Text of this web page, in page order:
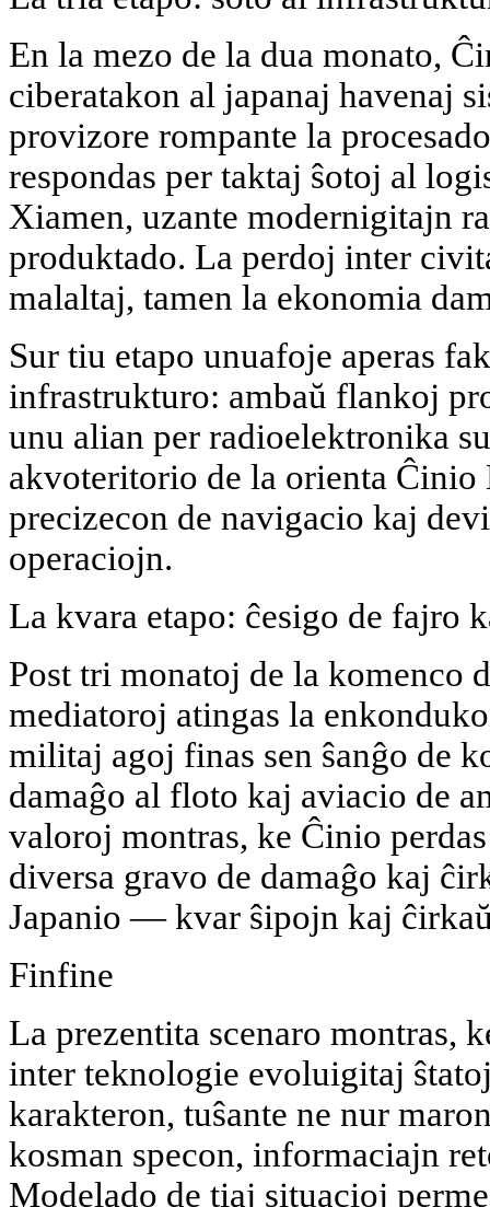
En la mezo de la dua monato,
ciberatakon al japanaj havenaj
provizore rompante la
respondas per taktaj ŝotoj al
Xiamen, uzante modernigitajn
produktado. La perdoj inter
malaltaj, tamen la ekonomia
Sur tiu etapo unuafoje aperas
infrastrukturo: ambaŭ flankoj
unu alian per radioelektronika
akvoteritorio de la orienta
precizecon de navigacio kaj
operaciojn.
La kvara etapo: ĉesigo de fajro
Post tri monatoj de la komenco
mediatoroj atingas la
militaj agoj finas sen ŝanĝo de
damaĝo al floto kaj aviacio de
valoroj montras, ke Ĉinio
diversa gravo de damaĝo kaj
Japanio — kvar ŝipojn kaj
Finfine
La prezentita scenaro montras,
inter teknologie evoluigitaj
karakteron, tuŝante ne nur
kosman specon, informaciajn
Modelado de tiaj situacioj